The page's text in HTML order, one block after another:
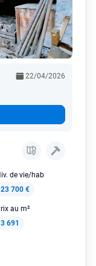
22/04/2026
de vie/hab
23 700 €
au m²
3 691